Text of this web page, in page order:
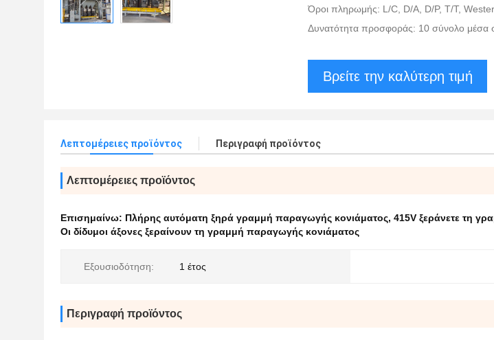
Όροι πληρωμής: L/C, D/A, D/P, T/T,
Δυνατότητα προσφοράς: 10 σύνολο μέσα
Βρείτε την καλύτερη τιμή
Λεπτομέρειες προϊόντος Περιγραφή προϊόντος
Λεπτομέρειες προϊόντος
Επισημαίνω: Πλήρης αυτόματη ξηρά γραμμή παραγωγής κονιάματος, 415V ξεράνετε τη
Οι δίδυμοι άξονες ξεραίνουν τη γραμμή παραγωγής κονιάματος
Εξουσιοδότηση: 1 έτος
Περιγραφή προϊόντος